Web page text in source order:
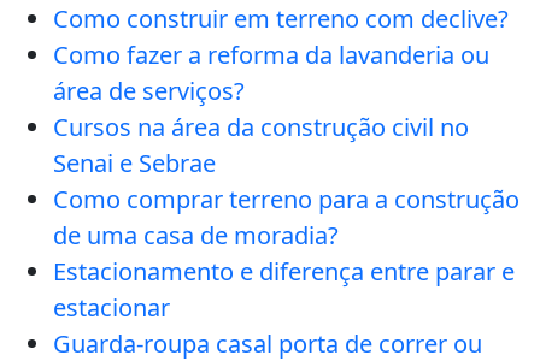
Como construir em terreno com declive?
Como fazer a reforma da lavanderia ou
área de serviços?
Cursos na área da construção civil no
Senai e Sebrae
Como comprar terreno para a construção
de uma casa de moradia?
Estacionamento e diferença entre parar e
estacionar
Guarda-roupa casal porta de correr ou